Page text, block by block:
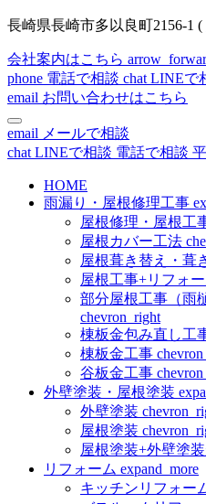
長崎県長崎市多以良町2156-1 (
会社案内はこちら
phone 電話で相談 chat LINEで
email お問い合わせはこちら
email メールで相談
chat LINEで相談 電話で相談
HOME
雨漏り・屋根修理工事
屋根修理・屋根工
屋根カバー工法
屋根葺き替え・葺
屋根工事+リフォ
部分屋根工事（雨
chevron_right
棟板金包み直し工
棟板金工事
谷板金工事
外壁塗装・屋根塗装
外壁塗装
屋根塗装
屋根塗装+外壁塗
リフォーム expand_more
キッチンリフォー